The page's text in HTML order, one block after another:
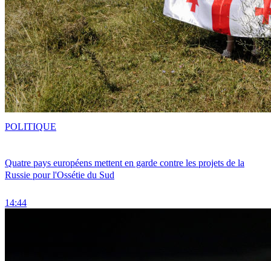
Quatre pays européens mettent en garde contre les projets de la
Russie pour l'Ossétie du Sud
14:44
POLITIQUE